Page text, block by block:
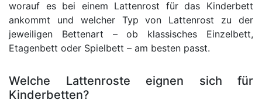
worauf es bei einem Lattenrost für das Kinderbett
ankommt und welcher Typ von Lattenrost zu der
jeweiligen Bettenart – ob klassisches Einzelbett,
Etagenbett oder Spielbett – am besten passt.
Welche Lattenroste eignen sich für
Kinderbetten?